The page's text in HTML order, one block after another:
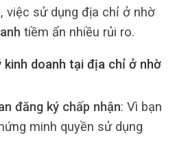
việc sử dụng địa chỉ ở nhờ
tiềm ẩn nhiều rủi ro.
kinh doanh tại địa chỉ ở nhờ
đăng ký chấp nhận: Vì bạn
minh quyền sử dụng